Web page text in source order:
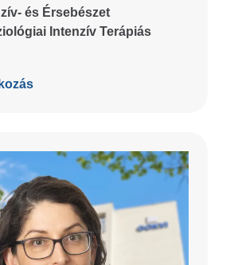
és Érsebészet
Intenzív Terápiás